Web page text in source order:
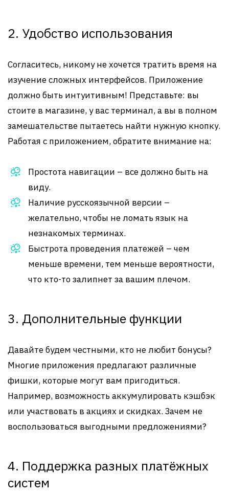
2. Удобство использования
Согласитесь, никому не хочется тратить время на
изучение сложных интерфейсов. Приложение
должно быть интуитивным! Представьте: вы
стоите в магазине, у вас терминал, а вы в полном
замешательстве пытаетесь найти нужную кнопку.
Работая с приложением, обратите внимание на:
Простота навигации – все должно быть на
виду.
Наличие русскоязычной версии –
желательно, чтобы не ломать язык на
незнакомых терминах.
Быстрота проведения платежей – чем
меньше времени, тем меньше вероятности,
что кто-то залипнет за вашим плечом.
3. Дополнительные функции
Давайте будем честными, кто не любит бонусы?
Многие приложения предлагают различные
фишки, которые могут вам пригодиться.
Например, возможность аккумулировать кэшбэк
или участвовать в акциях и скидках. Зачем не
воспользоваться выгодными предложениями?
4. Поддержка разных платёжных
систем